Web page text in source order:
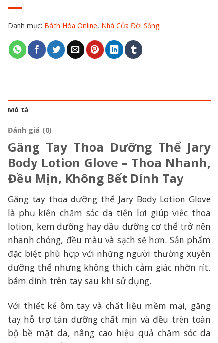
Danh mục: Bách Hóa Online, Nhà Cửa Đời Sống
Mô tả
Đánh giá (0)
Găng Tay Thoa Dưỡng Thể Jary
Body Lotion Glove – Thoa Nhanh,
Đều Mịn, Không Bết Dính Tay
Găng tay thoa dưỡng thể Jary Body Lotion Glove
là phụ kiện chăm sóc da tiện lợi giúp việc thoa
lotion, kem dưỡng hay dầu dưỡng cơ thể trở nên
nhanh chóng, đều màu và sạch sẽ hơn. Sản phẩm
đặc biệt phù hợp với những người thường xuyên
dưỡng thể nhưng không thích cảm giác nhờn rít,
bám dính trên tay sau khi sử dụng.
Với thiết kế ôm tay và chất liệu mềm mại, găng
tay hỗ trợ tán dưỡng chất mịn và đều trên toàn
bộ bề mặt da, nâng cao hiệu quả chăm sóc da